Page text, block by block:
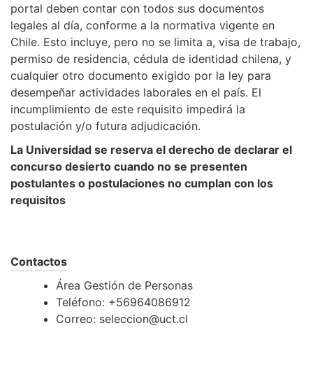
portal deben contar con todos sus documentos
legales al día, conforme a la normativa vigente en
Chile. Esto incluye, pero no se limita a, visa de trabajo,
permiso de residencia, cédula de identidad chilena, y
cualquier otro documento exigido por la ley para
desempeñar actividades laborales en el país. El
incumplimiento de este requisito impedirá la
postulación y/o futura adjudicación.
La Universidad se reserva el derecho de declarar el
concurso desierto cuando no se presenten
postulantes o postulaciones no cumplan con los
requisitos
Contactos
Área Gestión de Personas
Teléfono: +56964086912
Correo: seleccion@uct.cl